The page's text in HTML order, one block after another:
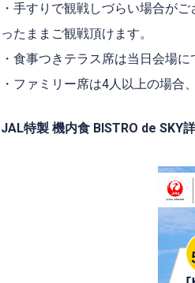
・手すりで観戦しづらい場合が
ったままご観戦頂けます。
・食事つきテラス席は当日会場
・ファミリー席は4人以上の場合
JAL特製 機内食 BISTRO de SKY